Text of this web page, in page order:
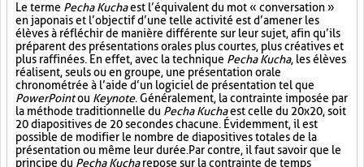
Le terme Pecha Kuchaest l’équivalent du mot « conversation »
en japonais et l’objectif d’une telle activité est d’amener les
élèves à réfléchir de manière différente sur leur sujet, afin qu’ils
préparent des présentations orales plus courtes, plus créatives et
plus raffinées. En effet, avec la technique Pecha Kucha, les élèves
réalisent, seuls ou en groupe, une présentation orale
chronométrée à l’aide d’un logiciel de présentation tel que
PowerPointou Keynote. Généralement, la contrainte imposée par
la méthode traditionnelle du Pecha Kuchaest celle du 20x20, soit
20 diapositives de 20 secondes chacune. Évidemment, il est
possible de modifier le nombre de diapositives totales de la
présentation ou même leur durée. Par contre, il faut savoir que le
principe du Pecha Kucharepose sur la contrainte de temps